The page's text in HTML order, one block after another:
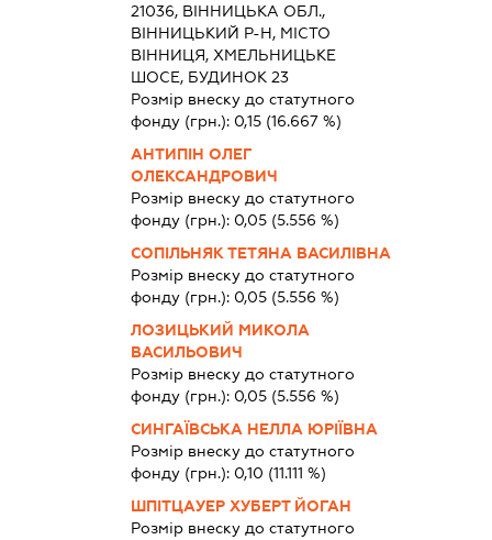
21036, ВІННИЦЬКА ОБЛ.,
ВІННИЦЬКИЙ Р-Н, МІСТО
ВІННИЦЯ, ХМЕЛЬНИЦЬКЕ
ШОСЕ, БУДИНОК 23
Розмір внеску до статутного
фонду (грн.): 0,15 (16.667 %)
АНТИПІН ОЛЕГ
ОЛЕКСАНДРОВИЧ
Розмір внеску до статутного
фонду (грн.): 0,05 (5.556 %)
СОПІЛЬНЯК ТЕТЯНА ВАСИЛІВНА
Розмір внеску до статутного
фонду (грн.): 0,05 (5.556 %)
ЛОЗИЦЬКИЙ МИКОЛА
ВАСИЛЬОВИЧ
Розмір внеску до статутного
фонду (грн.): 0,05 (5.556 %)
СИНГАЇВСЬКА НЕЛЛА ЮРІЇВНА
Розмір внеску до статутного
фонду (грн.): 0,10 (11.111 %)
ШПІТЦАУЕР ХУБЕРТ ЙОГАН
Розмір внеску до статутного